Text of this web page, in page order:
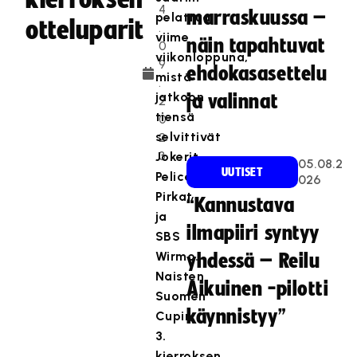
otteluparit
4
.
0
9
.
2
0
2
3
pelattua
viime
viikonloppuna,
mistä
jatkoon
tiensä
selvittivät
Jokerit,
Pelicans,
Pirkat
ja
SBS
Wirmo.
Naisten
Suomen
Cupin
3.
marraskuussa –
näin tapahtuvat
ehdokasasettelu
ja valinnat
UUTISET
05.08.2
026
“Kannustava
ilmapiiri syntyy
yhdessä – Reilu
Aikuinen -pilotti
käynnistyy”